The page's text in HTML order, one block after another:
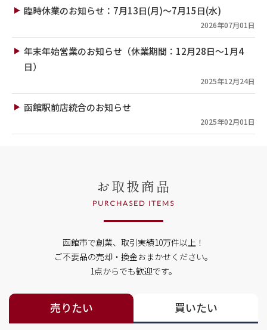
臨時休業のお知らせ：7月13日(月)～7月15日(水)
2026年07月01日
年末年始営業のお知らせ（休業期間：12月28日～1月4
日）
2025年12月24日
函館駅前店統合のお知らせ
2025年02月01日
お取扱商品
PURCHASED ITEMS
函館市で創業、取引実績10万件以上！
ご不要品の売却・換金おまかせください。
1点からでも歓迎です。
売りたい 買いたい